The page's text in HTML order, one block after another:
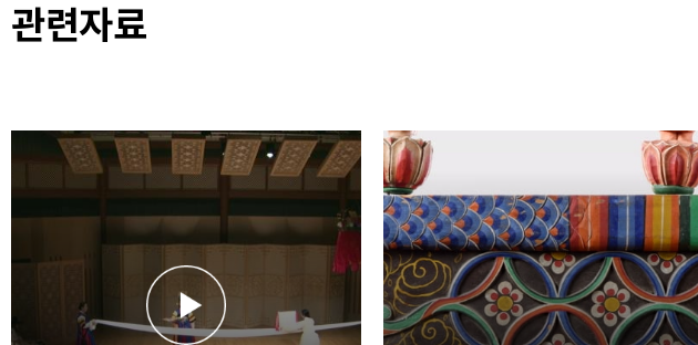
관련자료